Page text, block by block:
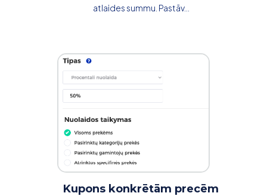
atlaides summu. Pastāv...
Kupons konkrētām precēm